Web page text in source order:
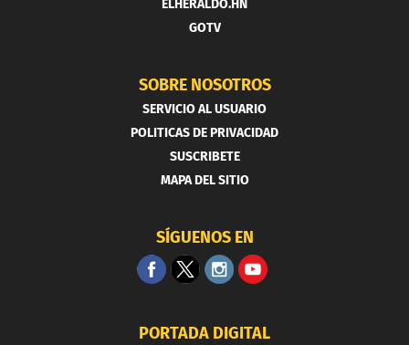
ELHERALDO.HN
GOTV
SOBRE NOSOTROS
SERVICIO AL USUARIO
POLITICAS DE PRIVACIDAD
SUSCRIBETE
MAPA DEL SITIO
SÍGUENOS EN
PORTADA DIGITAL